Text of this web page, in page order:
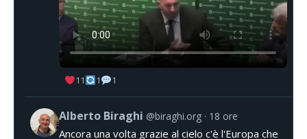
11 1 1
Alberto Biraghi @biraghi.org 18 ore
Ancora una volta grazie al cielo c'è l'Europa che